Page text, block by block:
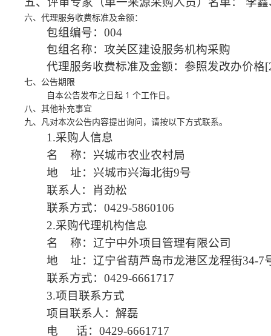
六、代理服务收费标准及金额：
包组编号：004
包组名称：攻关区建设服务机构采购
代理服务收费标准及金额：参照发改办价
七、公告期限
自本公告发布之日起 1 个工作日。
八、其他补充事宜
九、凡对本次公告内容提出询问，请按以下方式联系。
1.采购人信息
名 称：兴城市农业农村局
地 址：兴城市兴海北街9号
联系人：肖劲松
联系方式：0429-5860106
2.采购代理机构信息
名 称：辽宁中外项目管理有限公司
地 址：辽宁省葫芦岛市龙港区龙程街34-7
联系方式：0429-6661717
3.项目联系方式
项目联系人：解磊
电 话：0429-6661717